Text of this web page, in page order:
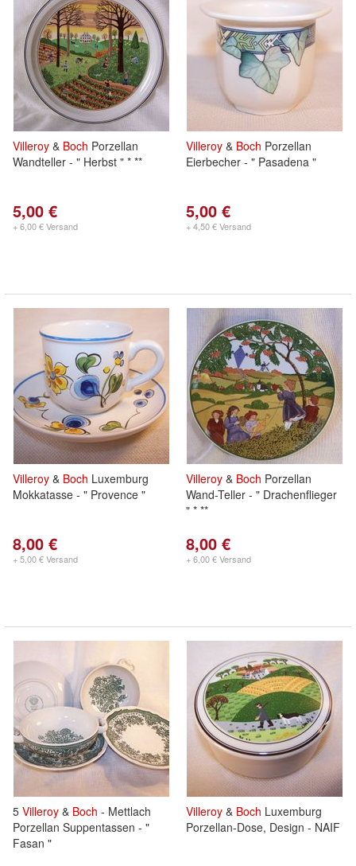
Villeroy & Boch Porzellan
Wandteller - " Herbst " * **
5,00 €
+ 6,00 € Versand
Villeroy & Boch Porzellan
Eierbecher - " Pasadena "
5,00 €
+ 4,50 € Versand
Villeroy & Boch Luxemburg
Mokkatasse - " Provence "
8,00 €
+ 5,00 € Versand
Villeroy & Boch Porzellan
Wand-Teller - " Drachenflieger
" * **
8,00 €
+ 6,00 € Versand
5 Villeroy & Boch - Mettlach
Porzellan Suppentassen - "
Fasan "
Villeroy & Boch Luxemburg
Porzellan-Dose, Design - NAIF